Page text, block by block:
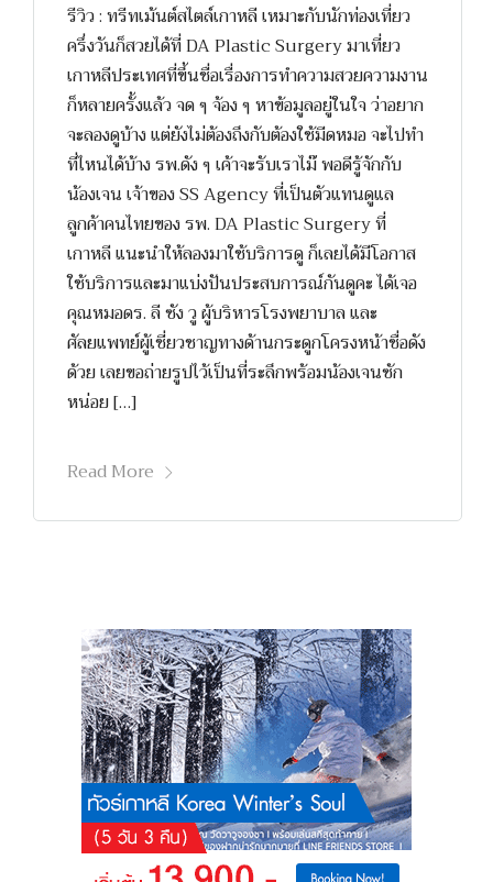
รีวิว : ทรีทเม้นต์สไตล์เกาหลี เหมาะกับนักท่องเที่ยว
ครึ่งวันก็สวยได้ที่ DA Plastic Surgery มาเที่ยว
เกาหลีประเทศที่ขึ้นชื่อเรื่องการทำความสวยความงาน
ก็หลายครั้งแล้ว จด ๆ จ้อง ๆ หาข้อมูลอยู่ในใจ ว่าอยาก
จะลองดูบ้าง แต่ยังไม่ต้องถึงกับต้องใช้มีดหมอ จะไปทำ
ที่ไหนได้บ้าง รพ.ดัง ๆ เค้าจะรับเราไม๊ พอดีรู้จักกับ
น้องเจน เจ้าของ SS Agency ที่เป็นตัวแทนดูแล
ลูกค้าคนไทยของ รพ. DA Plastic Surgery ที่
เกาหลี แนะนำให้ลองมาใช้บริการดู ก็เลยได้มีโอกาส
ใช้บริการและมาแบ่งปันประสบการณ์กันดูคะ ได้เจอ
คุณหมอดร. ลี ซัง วู ผู้บริหารโรงพยาบาล และ
ศัลยแพทย์ผู้เชี่ยวชาญทางด้านกระดูกโครงหน้าชื่อดัง
ด้วย เลยขอถ่ายรูปไว้เป็นที่ระลึกพร้อมน้องเจนซัก
หน่อย […]
Read More